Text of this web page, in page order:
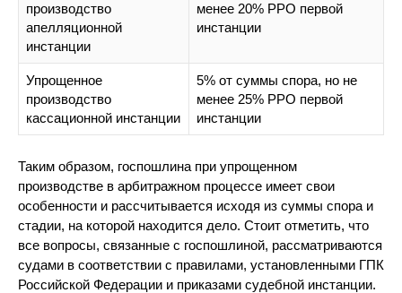
производство
апелляционной
инстанции
менее 20% РРО первой
инстанции
Упрощенное
производство
кассационной инстанции
5% от суммы спора, но не
менее 25% РРО первой
инстанции
Таким образом, госпошлина при упрощенном
производстве в арбитражном процессе имеет свои
особенности и рассчитывается исходя из суммы спора и
стадии, на которой находится дело. Стоит отметить, что
все вопросы, связанные с госпошлиной, рассматриваются
судами в соответствии с правилами, установленными ГПК
Российской Федерации и приказами судебной инстанции.